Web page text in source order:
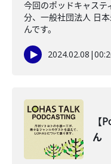
今回のポッドキャス
分、一般社団法人 日
んです。
2024.02.08 |
【
ん